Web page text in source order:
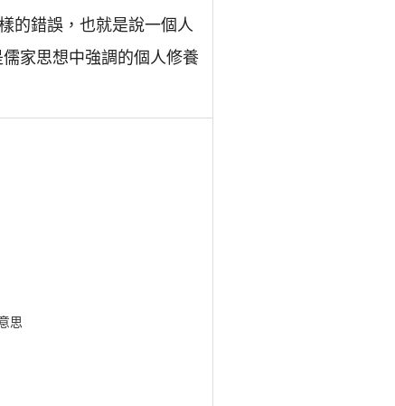
的錯誤，也就是說一個人
家思想中強調的個人修養
思